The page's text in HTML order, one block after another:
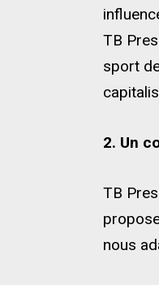
TB
sport
2. Un
TB
nous